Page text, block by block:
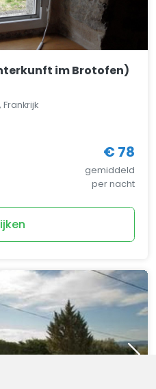
im Brotofen)
€ 78
gemiddeld
per nacht